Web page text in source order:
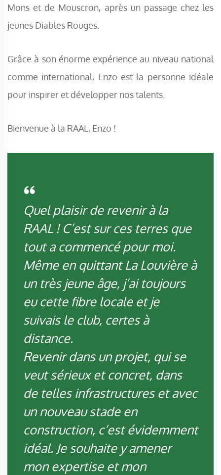
Mons et de Mouscron, après un passage chez les
jeunes Diables Rouges.
Grâce à son énorme expérience au niveau national
comme international, Enzo est la personne idéale
pour inspirer et développer nos talents.
Bienvenue à la RAAL, Enzo !
Quel plaisir de revenir à la
RAAL ! C’est sur ces terres que
tout a commencé pour moi.
Même en quittant La Louvière à
un très jeune âge, j’ai toujours
eu cette fibre locale et je
suivais le club, certes à
distance.
Revenir dans un projet, qui se
veut sérieux et concret, dans
de telles infrastructures et avec
un nouveau stade en
construction, c’est évidemment
idéal. Je souhaite y amener
mon expertise et mon